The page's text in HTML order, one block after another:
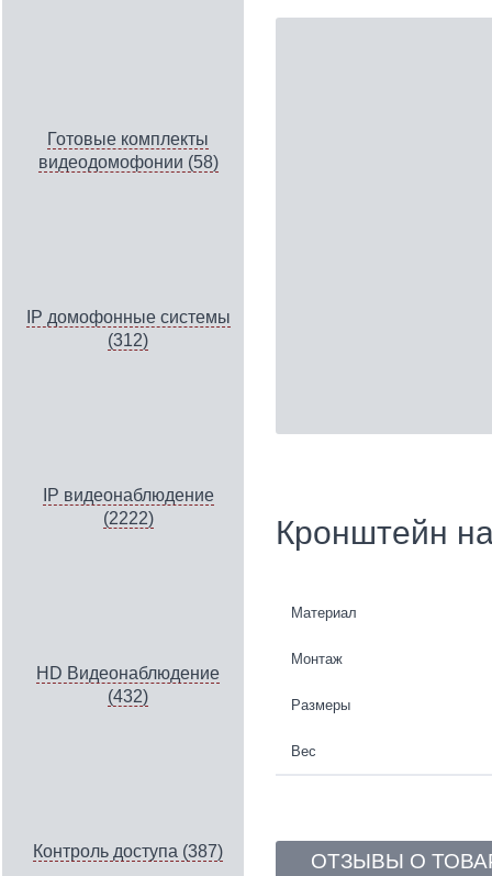
Готовые комплекты
видеодомофонии (58)
IP домофонные системы
(312)
IP видеонаблюдение
(2222)
HD Видеонаблюдение
(432)
Контроль доступа (387)
Кронштейн
Материал
Монтаж
Размеры
Вес
ОТЗЫВЫ О